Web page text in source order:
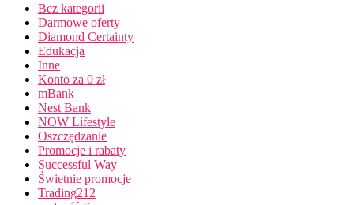
Bez kategorii
Darmowe oferty
Diamond Certainty
Edukacja
Inne
Konto za 0 zł
mBank
Nest Bank
NOW Lifestyle
Oszczędzanie
Promocje i rabaty
Successful Way
Świetnie promocje
Trading212